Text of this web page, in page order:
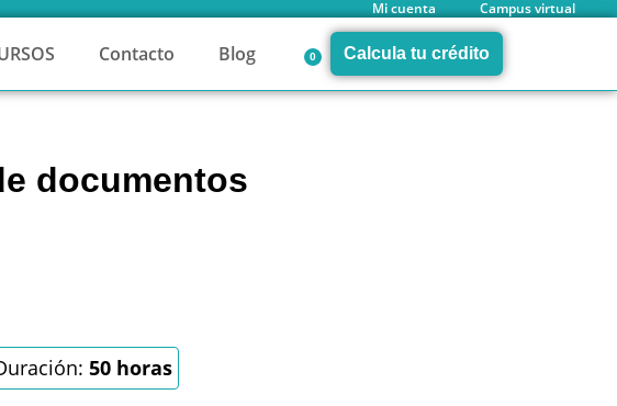
Mi cuenta Campus virtual
Contacto Blog 0 Calcula tu crédito
documentos
50 horas